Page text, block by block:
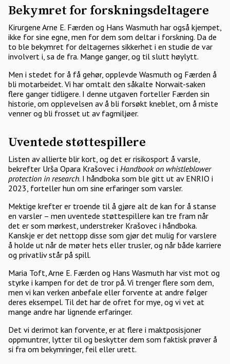
Bekymret for forskningsdeltagere
Kirurgene Arne E. Færden og Hans Wasmuth har også kjempet,
ikke for sine egne, men for dem som deltar i forskning. Da de
to ble bekymret for deltagernes sikkerhet i en studie de var
involvert i, sa de fra. Mange ganger, og til slutt høylytt.
Men i stedet for å få gehør, opplevde Wasmuth og Færden å
bli motarbeidet. Vi har omtalt den såkalte Norwait-saken
flere ganger tidligere. I denne utgaven forteller Færden sin
historie, om opplevelsen av å bli forsøkt kneblet, om å miste
venner og bli frosset ut av fagmiljøer.
Uventede støttespillere
Listen av allierte blir kort, og det er risikosport å varsle,
bekrefter Urša Opara Krašovec i Handbook on whistleblower
protection in research. I håndboka som ble gitt ut av ENRIO i
2023, forteller hun om sine erfaringer som varsler.
Mektige krefter er troende til å gjøre alt de kan for å stanse
en varsler – men uventede støttespillere kan tre fram når
det er som mørkest, understreker Krašovec i håndboka.
Kanskje er det nettopp disse som gjør det mulig for varslere
å holde ut når de møter hets eller trusler, og når både karriere
og privatliv står på spill.
Maria Toft, Arne E. Færden og Hans Wasmuth har vist mot og
styrke i kampen for det de tror på. Vi trenger flere som dem,
men vi kan verken anbefale eller forvente at andre følger
deres eksempel. Til det har de ofret for mye, og vi vet at
mange andre har lignende erfaringer.
Det vi derimot kan forvente, er at flere i maktposisjoner
oppmuntrer, lytter til og beskytter dem som faktisk prøver å
si fra om bekymringer, feil eller urett.